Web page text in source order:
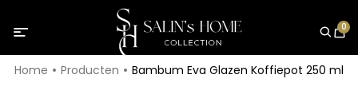
0
Home Producten Bambum Eva Glazen Koffiepot 250 ml